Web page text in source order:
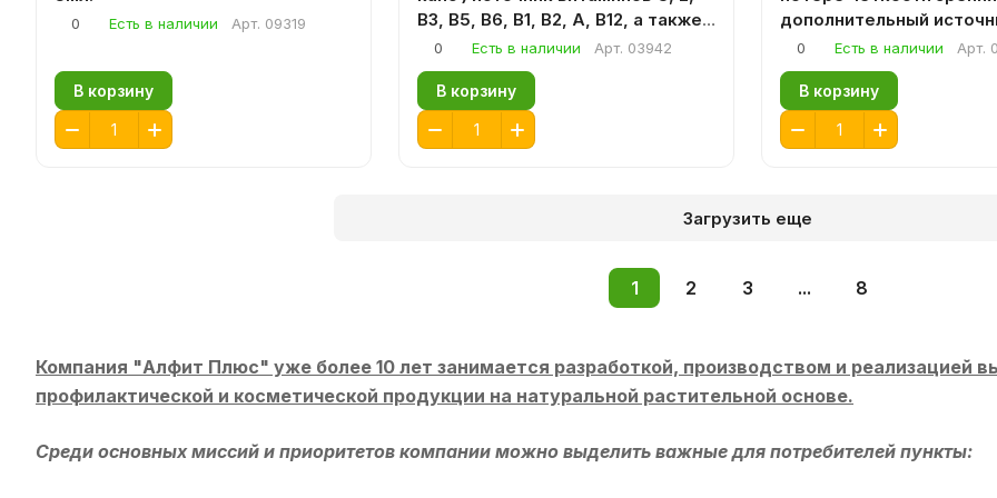
0 Есть в наличии Арт. 09319
В корзину
В3, В5, В6, В1, В2, А, В12, а также
фолиевой кислоты и биотина
0 Есть в наличии Арт. 03942
В корзину
дополнительный
витамина С и бета –
0 Есть в наличии Арт.
В корзину
Загрузить еще
1 2 3 ... 8
Компания "Алфит Плюс" уже более 10 лет занимается разработкой, производством и реализацией
профилактической и косметической продукции на натуральной растительной основе.
Среди основных миссий и приоритетов компании можно выделить важные для потребителей пункты: